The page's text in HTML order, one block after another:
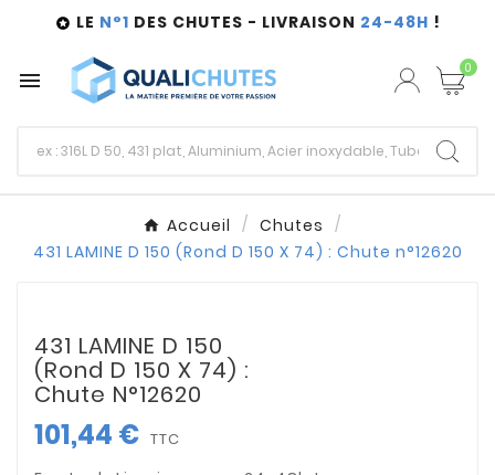
 LE N°1 DES CHUTES - LIVRAISON 24-48H !
 0
Accueil
Chutes
431 LAMINE D 150 (Rond D 150 X 74) : Chute n°12620
431 LAMINE D 150
(Rond D 150 X 74) :
Chute N°12620
101,44 € TTC